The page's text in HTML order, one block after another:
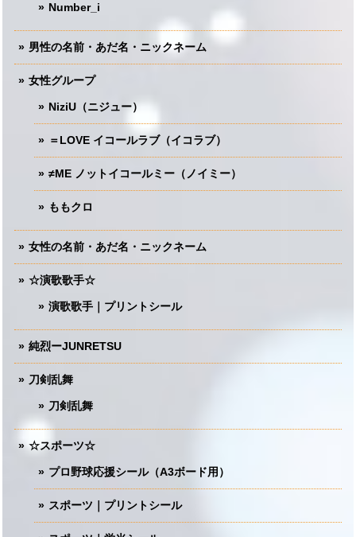
Number_i
男性の名前・あだ名・ニックネーム
女性グループ
NiziU（ニジュー）
＝LOVE イコールラブ（イコラブ）
≠ME ノットイコールミー（ノイミー）
ももクロ
女性の名前・あだ名・ニックネーム
☆演歌歌手☆
演歌歌手｜プリントシール
純烈ーJUNRETSU
刀剣乱舞
刀剣乱舞
☆スポーツ☆
プロ野球応援シール（A3ボード用）
スポーツ｜プリントシール